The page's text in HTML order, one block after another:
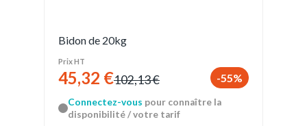
Bidon de 20kg
Prix HT
45,32 €102,13 € -55%
Connectez-vous pour connaître la
disponibilité / votre tarif